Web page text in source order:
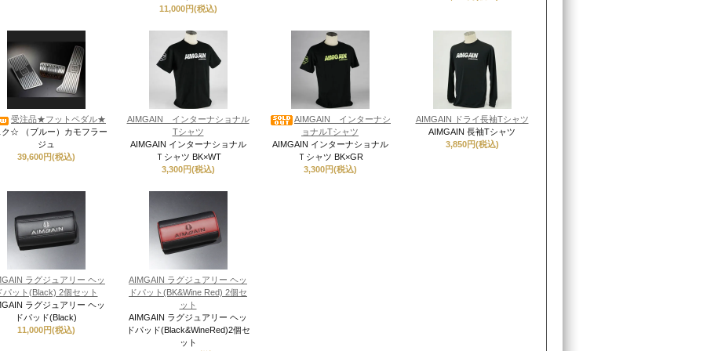
11,000円(税込)
受注品★フットペダル★
ク☆ （ブルー）カモフラー
ジュ
39,600円(税込)
AIMGAIN インターナショナル
Tシャツ
AIMGAIN インターナショナル
Ｔシャツ BK×WT
3,300円(税込)
AIMGAIN インターナシ
ョナルTシャツ
AIMGAIN インターナショナル
Ｔシャツ BK×GR
3,300円(税込)
AIMGAIN ドライ長袖Tシャツ
AIMGAIN 長袖Tシャツ
3,850円(税込)
ラグジュアリー ヘッ
パット(Black) 2個セット
ラグジュアリー ヘッ
ドパッド(Black)
11,000円(税込)
AIMGAIN ラグジュアリー ヘッ
ドパット(BK&Wine Red) 2個セ
ット
AIMGAIN ラグジュアリー ヘッ
ドパッド(Black&WineRed)2個セ
ット